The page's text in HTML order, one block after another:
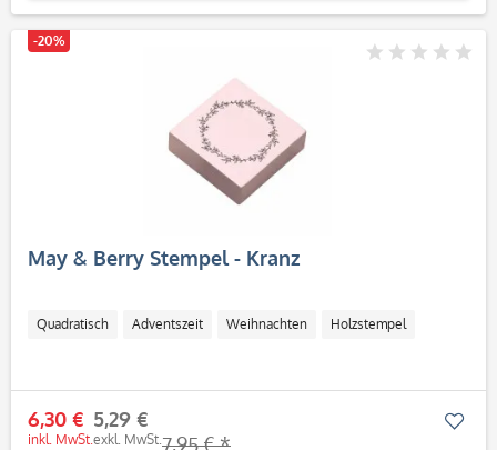
-20%
May & Berry Stempel - Kranz
Quadratisch Adventszeit Weihnachten Holzstempel
6,30 €
inkl. MwSt.
5,29 €
exkl. MwSt.7,95 € *